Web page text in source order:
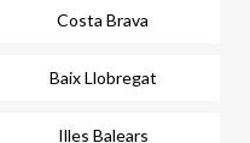
Costa Brava
Baix Llobregat
Illes Balears